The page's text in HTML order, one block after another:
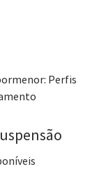
Perfis